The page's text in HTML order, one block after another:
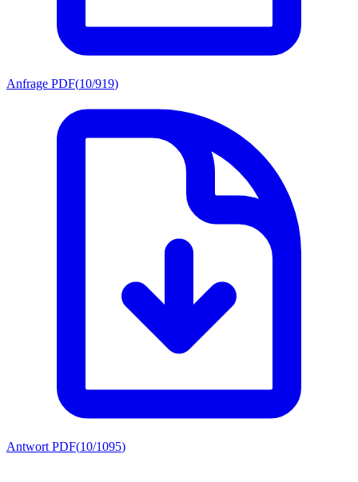
Anfrage PDF(10/919)
Antwort PDF(10/1095)